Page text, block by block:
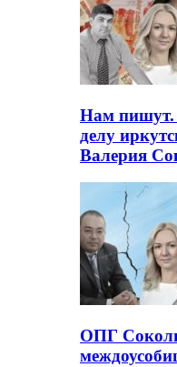
Нам пишут.
делу
Валерия
ОПГ